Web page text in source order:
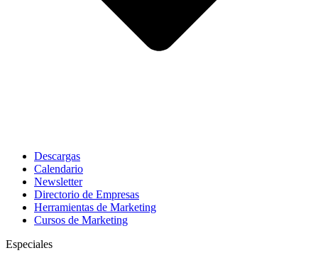
Descargas
Calendario
Newsletter
Directorio de Empresas
Herramientas de Marketing
Cursos de Marketing
Especiales